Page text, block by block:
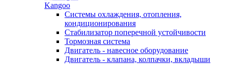
Kangoo
Системы охлаждения, отопления,
кондиционирования
Стабилизатор поперечной устойчивости
Тормозная система
Двигатель - навесное оборудование
Двигатель - клапана, колпачки, вкладыши